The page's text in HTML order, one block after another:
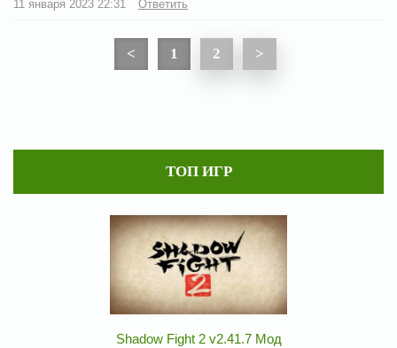
11 января 2023 22:31 Ответить
< 1 2 >
ТОП ИГР
Shadow Fight 2 v2.41.7 Мод